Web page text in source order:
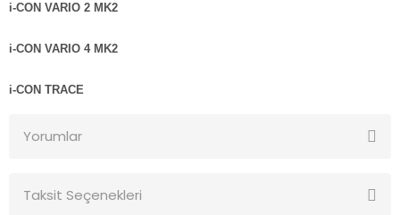
i-CON VARIO 2 MK2
i-CON VARIO 4 MK2
i-CON TRACE
Yorumlar
Taksit Seçenekleri